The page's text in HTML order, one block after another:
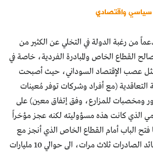
سياسي واقتصادي
من رغبة الدولة في التخلي عن الكثير من
القطاع الخاص والمبادرة الفردية، خاصة في
يمثل عصب الإقتصاد السوداني، حيث أصبحت
التعاقدية (مع أفراد وشركات توفر مُعينات
ومخصبات للمزارع، وفق إتفاق معين) على
الذي كانت هذه مسؤوليته لكنه عجز مؤخراً
فتح الباب أمام القطاع الخاص الذي أنجز مع
الحكومة خطة لرفع عائد الصادرات ثلاث مرات، الى حوالي 10 مليارات